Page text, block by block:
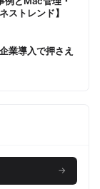
ストレンド】
業導入で押さえ
→